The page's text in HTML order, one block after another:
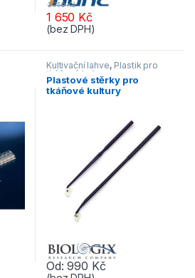
Možnosti lze vybrat na stránce
2 750Kč
1 650 Kč
(bez DPH)
Tento produkt má více variant.
Kultivační lahve, Plastik pro
tkáňové kultury
Plastové stěrky pro
tkáňové kultury
Od:990 Kč